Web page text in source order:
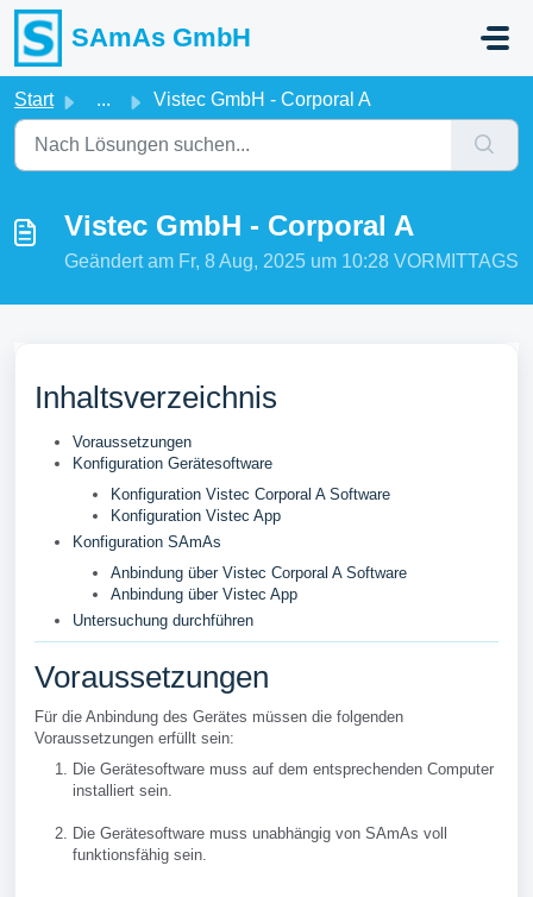
Zum hauptsächlichen Inhalt gehen
SAmAs GmbH
Start ... Vistec GmbH - Corporal A
Vistec GmbH - Corporal A
Geändert am Fr, 8 Aug, 2025 um 10:28 VORMITTAGS
Inhaltsverzeichnis
Voraussetzungen
Konfiguration Gerätesoftware
Konfiguration Vistec Corporal A Software
Konfiguration Vistec App
Konfiguration SAmAs
Anbindung über Vistec Corporal A Software
Anbindung über Vistec App
Untersuchung durchführen
Voraussetzungen
Für die Anbindung des Gerätes müssen die folgenden
Voraussetzungen erfüllt sein:
Die Gerätesoftware muss auf dem entsprechenden Computer
installiert sein.
Die Gerätesoftware muss unabhängig von SAmAs voll
funktionsfähig sein.